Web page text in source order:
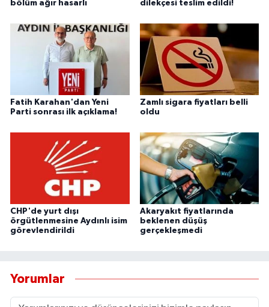
bölüm ağır hasarlı
dilekçesi teslim edildi!
Fatih Karahan'dan Yeni
Parti sonrası ilk açıklama!
Zamlı sigara fiyatları belli
oldu
CHP'de yurt dışı
örgütlenmesine Aydınlı isim
görevlendirildi
Akaryakıt fiyatlarında
beklenen düşüş
gerçekleşmedi
Yorumlar